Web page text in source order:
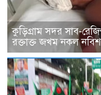
কুড়িগ্রাম সদর সাব-
রক্তাক্ত জখম নকল